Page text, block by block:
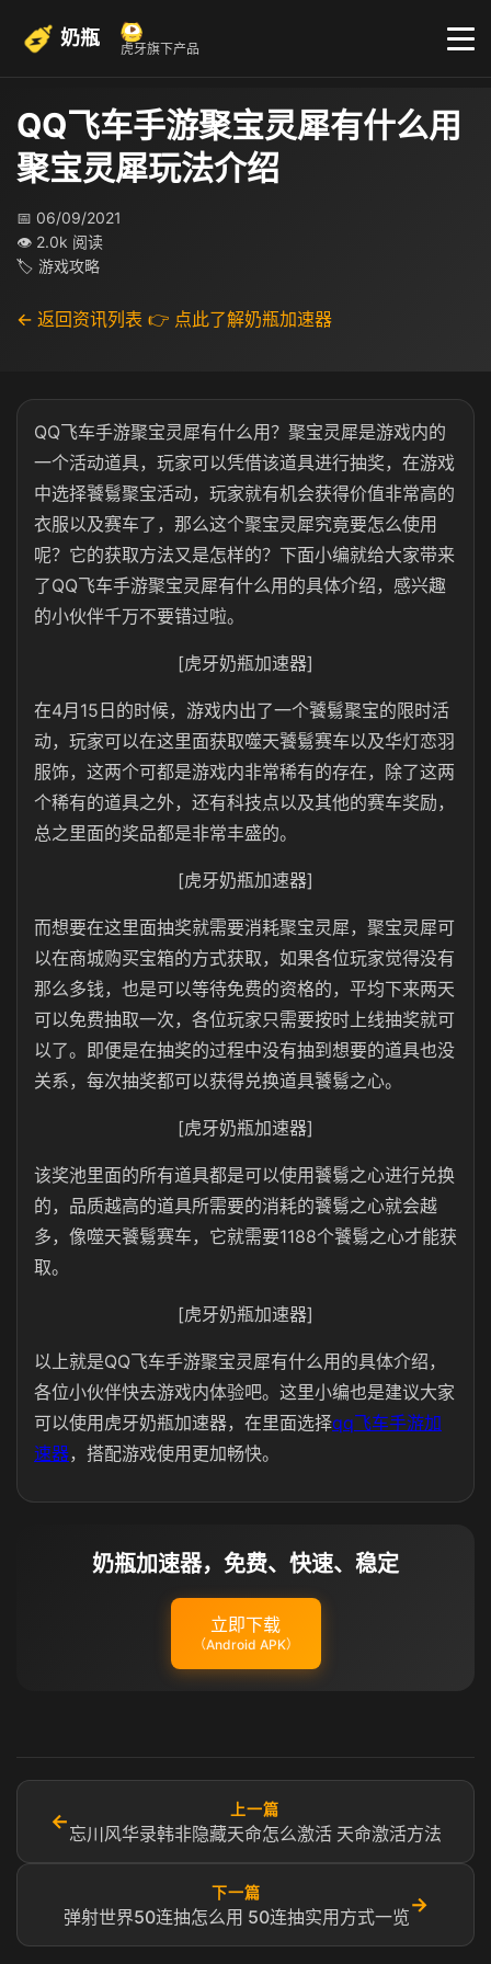
奶瓶 虎牙旗下产品
QQ飞车手游聚宝灵犀有什么用
聚宝灵犀玩法介绍
📅 06/09/2021
👁 2.0k 阅读
🏷 游戏攻略
← 返回资讯列表 👉 点此了解奶瓶加速器
QQ飞车手游聚宝灵犀有什么用？聚宝灵犀是游戏内的
一个活动道具，玩家可以凭借该道具进行抽奖，在游戏
中选择饕鬄聚宝活动，玩家就有机会获得价值非常高的
衣服以及赛车了，那么这个聚宝灵犀究竟要怎么使用
呢？它的获取方法又是怎样的？下面小编就给大家带来
了QQ飞车手游聚宝灵犀有什么用的具体介绍，感兴趣
的小伙伴千万不要错过啦。
[虎牙奶瓶加速器]
在4月15日的时候，游戏内出了一个饕鬄聚宝的限时活
动，玩家可以在这里面获取噬天饕鬄赛车以及华灯恋羽
服饰，这两个可都是游戏内非常稀有的存在，除了这两
个稀有的道具之外，还有科技点以及其他的赛车奖励，
总之里面的奖品都是非常丰盛的。
[虎牙奶瓶加速器]
而想要在这里面抽奖就需要消耗聚宝灵犀，聚宝灵犀可
以在商城购买宝箱的方式获取，如果各位玩家觉得没有
那么多钱，也是可以等待免费的资格的，平均下来两天
可以免费抽取一次，各位玩家只需要按时上线抽奖就可
以了。即便是在抽奖的过程中没有抽到想要的道具也没
关系，每次抽奖都可以获得兑换道具饕鬄之心。
[虎牙奶瓶加速器]
该奖池里面的所有道具都是可以使用饕鬄之心进行兑换
的，品质越高的道具所需要的消耗的饕鬄之心就会越
多，像噬天饕鬄赛车，它就需要1188个饕鬄之心才能获
取。
[虎牙奶瓶加速器]
以上就是QQ飞车手游聚宝灵犀有什么用的具体介绍，
各位小伙伴快去游戏内体验吧。这里小编也是建议大家
可以使用虎牙奶瓶加速器，在里面选择qq飞车手游加
速器，搭配游戏使用更加畅快。
奶瓶加速器，免费、快速、稳定
立即下载
（Android APK）
←
上一篇
忘川风华录韩非隐藏天命怎么激活 天命激活方法
下一篇
弹射世界50连抽怎么用 50连抽实用方式一览
→